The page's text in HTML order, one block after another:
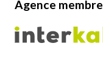
Agence membre